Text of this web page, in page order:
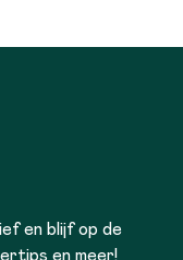
en blijf op de
en meer!